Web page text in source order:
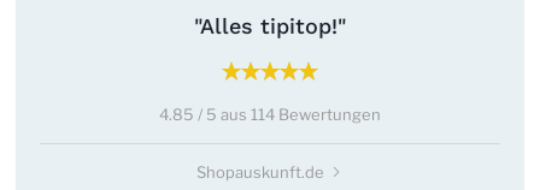
"Alles tipitop!"
4.85 / 5 aus 114 Bewertungen
Shopauskunft.de